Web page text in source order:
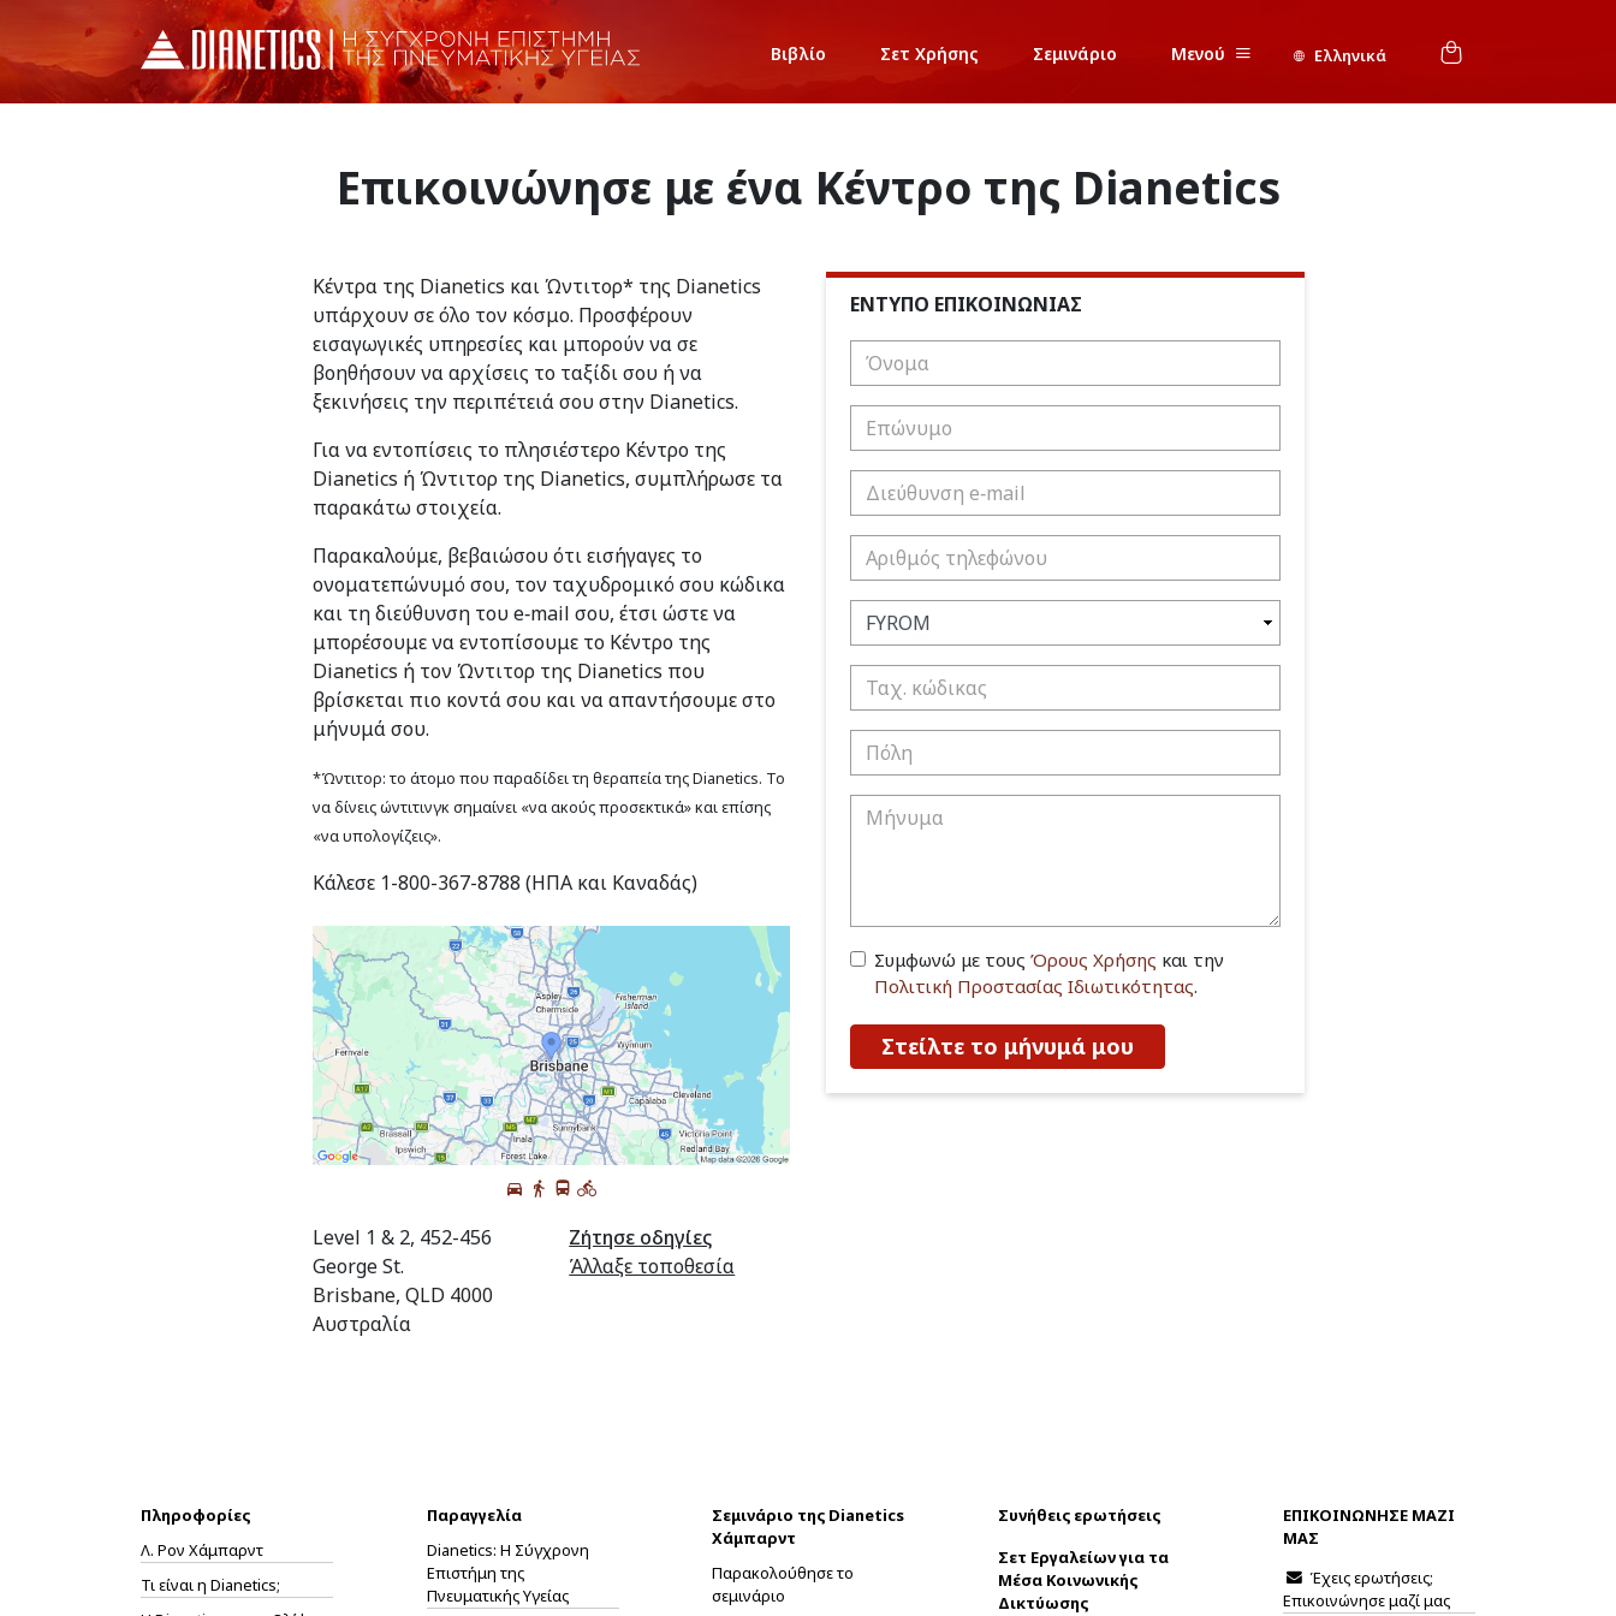
Βιβλίο Σετ Χρήσης Σεμινάριο Μενού Ελληνικά
Επικοινώνησε με ένα Κέντρο της Dianetics
Κέντρα της Dianetics και Ώντιτορ* της Dianetics
υπάρχουν σε όλο τον κόσμο. Προσφέρουν
εισαγωγικές υπηρεσίες και μπορούν να σε
βοηθήσουν να αρχίσεις το ταξίδι σου ή να
ξεκινήσεις την περιπέτειά σου στην Dianetics.
Για να εντοπίσεις το πλησιέστερο Κέντρο της
Dianetics ή Ώντιτορ της Dianetics, συμπλήρωσε τα
παρακάτω στοιχεία.
Παρακαλούμε, βεβαιώσου ότι εισήγαγες το
ονοματεπώνυμό σου, τον ταχυδρομικό σου κώδικα
και τη διεύθυνση του e‑mail σου, έτσι ώστε να
μπορέσουμε να εντοπίσουμε το Κέντρο της
Dianetics ή τον Ώντιτορ της Dianetics που
βρίσκεται πιο κοντά σου και να απαντήσουμε στο
μήνυμά σου.
*Ώντιτορ: το άτομο που παραδίδει τη θεραπεία της Dianetics. Το
να δίνεις ώντιτινγκ σημαίνει «να ακούς προσεκτικά» και επίσης
«να υπολογίζεις».
Κάλεσε 1-800-367-8788 (ΗΠΑ και Καναδάς)
Level 1 & 2, 452-456
George St.
Brisbane, QLD 4000
Αυστραλία
Ζήτησε οδηγίες
Άλλαξε τοποθεσία
ΕΝΤΥΠΟ ΕΠΙΚΟΙΝΩΝΙΑΣ
Συμφωνώ με τους Όρους Χρήσης και την
Πολιτική Προστασίας Ιδιωτικότητας.
Στείλτε το μήνυμά μου
Πληροφορίες
Λ. Ρον Χάμπαρντ
Τι είναι η Dianetics;
Παραγγελία
Dianetics: Η Σύγχρονη
Επιστήμη της
Πνευματικής Υγείας
Σεμινάριο της Dianetics
Χάμπαρντ
Παρακολούθησε το
σεμινάριο
Συνήθεις ερωτήσεις
Σετ Εργαλείων για τα
Μέσα Κοινωνικής
Δικτύωσης
ΕΠΙΚΟΙΝΩΝΗΣΕ ΜΑΖΙ
ΜΑΣ
Έχεις ερωτήσεις;
Επικοινώνησε μαζί μας